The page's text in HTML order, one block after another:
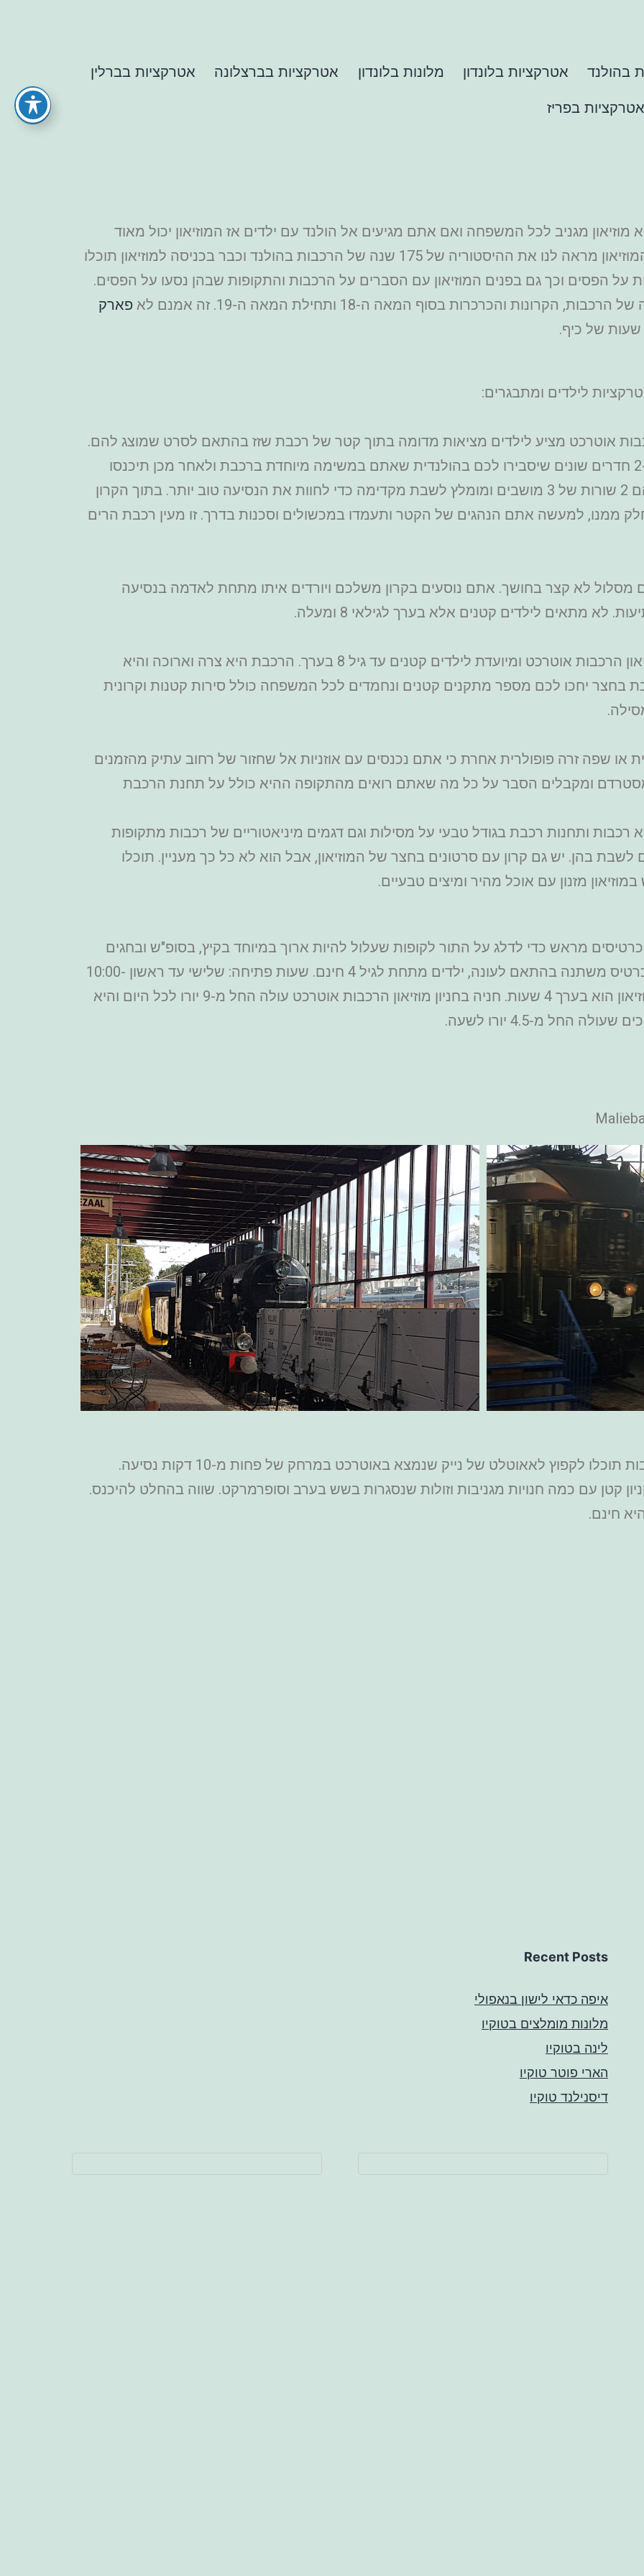
בהולנד אטרקציות בלונדון מלונות בלונדון אטרקציות בברצלונה אטרקציות בברלין
אטרקציות בפריז
מוזיאון מגניב לכל המשפחה ואם אתם מגיעים אל הולנד עם ילדים אז המוזיאון יכול מאוד
להתאים להם וגם אתם תוכלו להנות בו. המוזיאון מראה לנו את ההיסטוריה של 175 שנה של הרכבות בהולנד וכבר בכניסה למוזיאון תוכלו
על הפסים וכך גם בפנים המוזיאון עם הסברים על הרכבות והתקופות שבהן נסעו על הפסים.
והכרכרות בסוף המאה ה-18 ותחילת המאה ה-19. זה אמנם לא
פארק
שעות של כיף.
לילדים ומתבגרים:
אוטרכט מציע לילדים מציאות מדומה בתוך קטר של רכבת שזז בהתאם לסרט שמוצג להם.
לפני שתיכנסו לקרון יוצגו לכם סרטונים ב-2 חדרים שונים שיסבירו לכם בהולנדית שאתם במשימה מיוחדת ברכבת ולאחר מכן תיכנסו
למתחם עם 3 קטרי רכבת שבכל אחד מהם 2 שורות של 3 מושבים ומומלץ לשבת מקדימה כדי לחוות את הנסיעה טוב יותר. בתוך הקרון
ממנו, למעשה אתם הנהגים של הקטר ותעמדו במכשולים וסכנות בדרך. זו מעין רכבת הרים
לא קצר בחושך. אתם נוסעים בקרון משלכם ויורדים איתו מתחת לאדמה בנסיעה
לא מתאים לילדים קטנים אלא בערך לגילאי 8 ומעלה.
רכבת לקטנטנים – נמצאת בחצר של מוזיאון הרכבות אוטרכט ומיועדת לילדים קטנים עד גיל 8 בערך. הרכבת היא צרה וארוכה והיא
בחצר יחכו לכם מספר מתקנים קטנים ונחמדים לכל המשפחה כולל סירות קטנות וקרונית
או שפה זרה פופולרית אחרת כי אתם נכנסים עם אוזניות אל שחזור של רחוב עתיק מהזמנים
ומקבלים הסבר על כל מה שאתם רואים מהתקופה ההיא כולל על תחנת הרכבת
רכבות ותחנות רכבת בגודל טבעי על מסילות וגם דגמים מיניאטוריים של רכבות מתקופות
לשבת בהן. יש גם קרון עם סרטונים בחצר של המוזיאון, אבל הוא לא כל כך מעניין. תוכלו
מזנון עם אוכל מהיר ומיצים טבעיים.
כרטיסים מראש כדי לדלג על התור לקופות שעלול להיות ארוך במיוחד בקיץ, בסופ"ש ובחגים
הלועזיים כאשר ההולנדים בחופש. מחיר כרטיס משתנה בהתאם לעונה, ילדים מתחת לגיל 4 חינם. שעות פתיחה: שלישי עד ראשון 10:00-
17:00, ביום שני סגור. משך זמן הבילוי במוזיאון הוא בערך 4 שעות. חניה בחניון מוזיאון הרכבות אוטרכט עולה החל מ-9 יורו לכל היום והיא
החל מ-4.5 יורו לשעה.
אחרי שסיימתם את הביקור במוזיאון הרכבות תוכלו לקפוץ לאאוטלט של נייק שנמצא באוטרכט במרחק של פחות מ-10 דקות נסיעה.
קטן עם כמה חנויות מגניבות וזולות שנסגרות בשש בערב וסופרמרקט. שווה בהחלט להיכנס.
חינם.
Recent Posts
איפה כדאי לישון בנאפולי
מלונות מומלצים בטוקיו
לינה בטוקיו
הארי פוטר טוקיו
דיסנילנד טוקיו